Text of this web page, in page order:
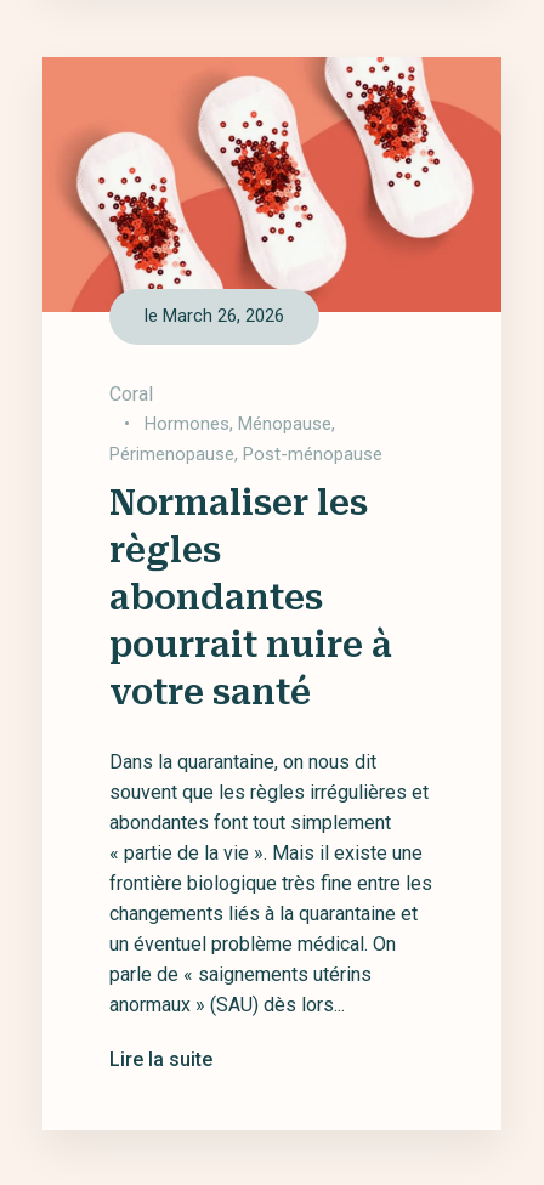
le March 26, 2026
Coral
• Hormones, Ménopause,
Périmenopause, Post-ménopause
Normaliser les
règles
abondantes
pourrait nuire à
votre santé
Dans la quarantaine, on nous dit
souvent que les règles irrégulières et
abondantes font tout simplement
« partie de la vie ». Mais il existe une
frontière biologique très fine entre les
changements liés à la quarantaine et
un éventuel problème médical. On
parle de « saignements utérins
anormaux » (SAU) dès lors...
Lire la suite